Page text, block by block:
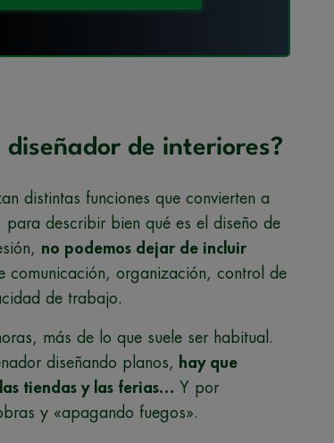
de interiores?
distintas funciones que convierten a
para describir bien qué es el diseño de
no podemos dejar de incluir
comunicación, organización, control de
de trabajo.
más de lo que suele ser habitual.
diseñando planos, hay que
tiendas y las ferias… Y por
y «apagando fuegos».